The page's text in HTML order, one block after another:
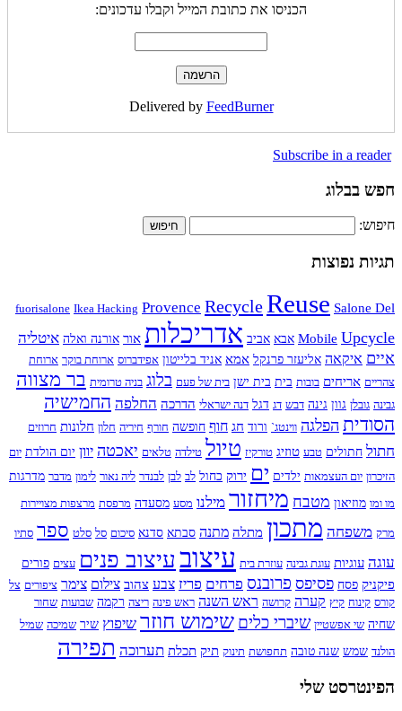
הכניסו את כתובת המייל וקבלו עדכונים:
Delivered byFeedBurner
Subscribe in a reader
חפש בבלוג
חיפוש:
תגיות נפוצות
fuorisalone Ikea Hacking Provence Recycle Reuse Salone Del
Mobile Upcycle אבא אביב אדריכלות אור אורנה ואלה איטליה
איים איקאה אליעזר פרנקל אמא אניד בלייטון אפידברוס ארוחת בוקר ארוחת
צהריים אריחים בובות בית בית ישן בית של פעם בלוג בניה טרומית בר מצווה
גבינה גובלן גוון גינה דבש דג דגל דנה ישראלי הדרכה החלפה החמישיה
הסודית הפלגה ווינטג` ורוד חג חוף חופשה חורף חיריה חלון חלונות חרוזים
חתול חתולים טבע טוזיג טורקיז טיול טילדה טלאים יאכטה יוון יום הולדת יום
הזיכרון יום העצמאות ילדים ים ירוק כחול לב לבן לבנדר ליה נאור לימון מדבר מדרגות
מו ומו מוזיאון מטבח מיחזור מילנו מסע מסעדה מרפסת מרצפות מצויירות
מרק משפחה מתכון מתלה מתנה סבתא סדנא סיכום סל סלט ספר סתיו
עוגה עוגיות עוגת גבינה עוזרת בית עיצובעיצוב פנים עצים פורים
פיקניק פסח פסיפס פרובנס פרחים פריז צבע צהוב צילום צימר ציפורים צל
קורס קינוח קיץ קערה קרושה ראש השנה ראש פינה ריצה רקמה שבועות שחור
שחיה שי אפשטיין שיברי כליםשימוש חוזר שיפוץ שיר שמיכה שמיל
הולנד שמש שנה טובה תחפושת תינוק תיק תכלת תערוכה תפירה
הפינטרסט שלי